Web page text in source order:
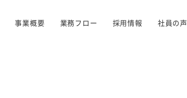
事業概要 業務フロー 採用情報 社員の声